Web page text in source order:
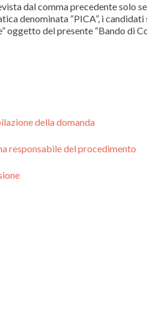
dal comma precedente solo
denominata “PICA”, i
oggetto del presente “Bando di
della domanda
responsabile del procedimento